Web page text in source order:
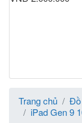
Trang chủ Đồ
iPad Gen 9